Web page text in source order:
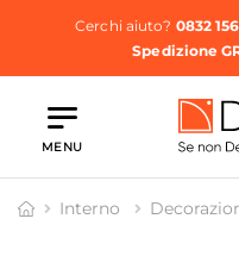
Cerchi aiuto? 0832
Spedizione
MENU
Interno